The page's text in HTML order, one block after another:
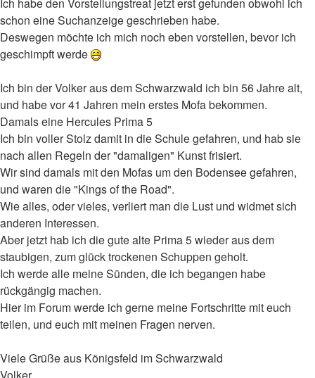
schon eine Suchanzeige geschrieben habe.
Deswegen möchte ich mich noch eben vorstellen, bevor ich
geschimpft werde
Ich bin der Volker aus dem Schwarzwald ich bin 56 Jahre alt,
und habe vor 41 Jahren mein erstes Mofa bekommen.
Damals eine Hercules Prima 5
Ich bin voller Stolz damit in die Schule gefahren, und hab sie
nach allen Regeln der "damaligen" Kunst frisiert.
Wir sind damals mit den Mofas um den Bodensee gefahren,
und waren die "Kings of the Road".
Wie alles, oder vieles, verliert man die Lust und widmet sich
anderen Interessen.
Aber jetzt hab ich die gute alte Prima 5 wieder aus dem
staubigen, zum glück trockenen Schuppen geholt.
Ich werde alle meine Sünden, die ich begangen habe
rückgängig machen.
Hier im Forum werde ich gerne meine Fortschritte mit euch
teilen, und euch mit meinen Fragen nerven.
Viele Grüße aus Königsfeld im Schwarzwald